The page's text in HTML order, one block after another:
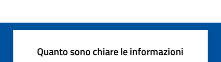
Quanto sono chiare le informazioni